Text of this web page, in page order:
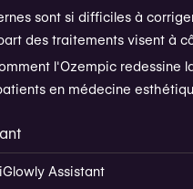
sont si difficiles à
des traitements visent à
l'Ozempic redessine
en médecine
Assistant